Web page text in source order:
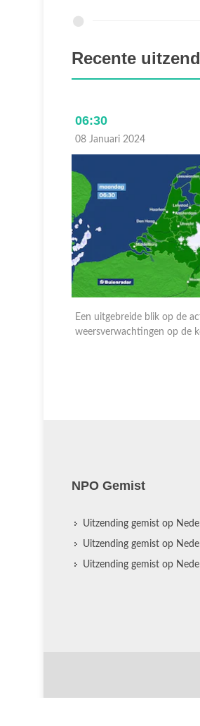
Recente
06:30
08 Januari 2024
Een uitgebreide blik op de
weersverwachtingen op de
NPO Gemist
Uitzending gemist op
Uitzending gemist op
Uitzending gemist op